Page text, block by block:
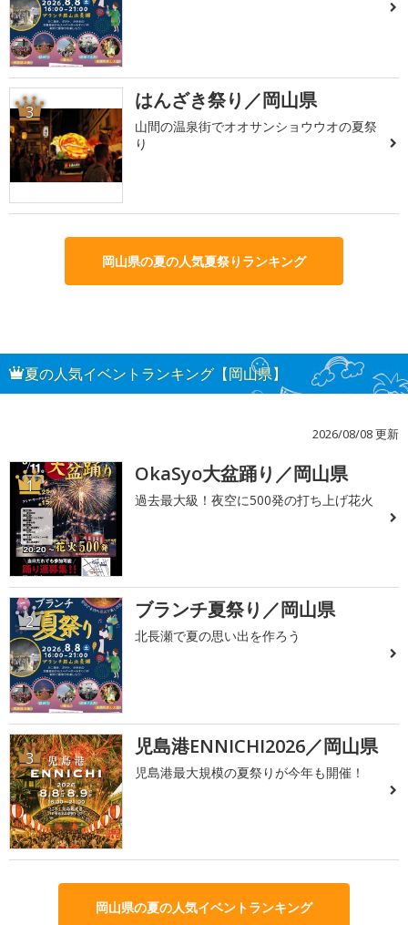
3 はんざき祭り／岡山県
山間の温泉街でオオサンショウウオの夏祭
り
岡山県の夏の人気夏祭りランキング
夏の人気イベントランキング【岡山県】
2026/08/08 更新
1 OkaSyo大盆踊り／岡山県
過去最大級！夜空に500発の打ち上げ花火
2 ブランチ夏祭り／岡山県
北長瀬で夏の思い出を作ろう
3 児島港ENNICHI2026／岡山県
児島港最大規模の夏祭りが今年も開催！
岡山県の夏の人気イベントランキング